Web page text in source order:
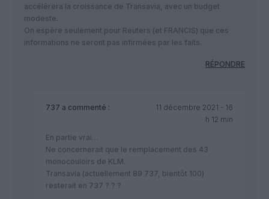
accélérera la croissance de Transavia, avec un budget
modeste.
On espère seulement pour Reuters (et FRANCIS) que ces
informations ne seront pas infirmées par les faits.
RÉPONDRE
737 a commenté :
11 décembre 2021 - 16
h 12 min
En partie vrai…
Ne concernerait que le remplacement des 43
monocouloirs de KLM.
Transavia (actuellement 89 737, bientôt 100)
resterait en 737 ? ? ?